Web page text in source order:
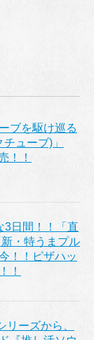
ブを駆け巡る
ューブ)」
！！
3日間！！「直
・特うまプル
！！ピザハッ
！
リーズから、